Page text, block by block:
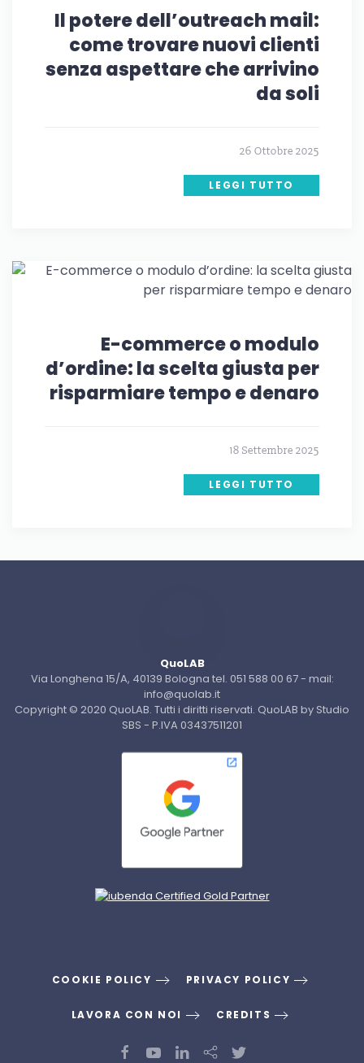
Il potere dell’outreach mail:
come trovare nuovi clienti
senza aspettare che arrivino
da soli
26 Ottobre 2025
LEGGI TUTTO
E-commerce o modulo
d’ordine: la scelta giusta per
risparmiare tempo e denaro
18 Settembre 2025
LEGGI TUTTO
QuoLAB
Via Longhena 15/A, 40139 Bologna tel. 051 588 00 67 - mail:
info@quolab.it
Copyright © 2020 QuoLAB. Tutti i diritti riservati. QuoLAB by Studio
SBS - P.IVA 03437511201
COOKIE POLICY PRIVACY POLICY
LAVORA CON NOI CREDITS